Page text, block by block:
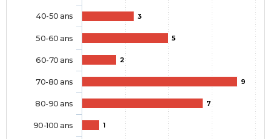
3
5
2
9
7
1
40-50 ans
50-60 ans
60-70 ans
70-80 ans
80-90 ans
90-100 ans